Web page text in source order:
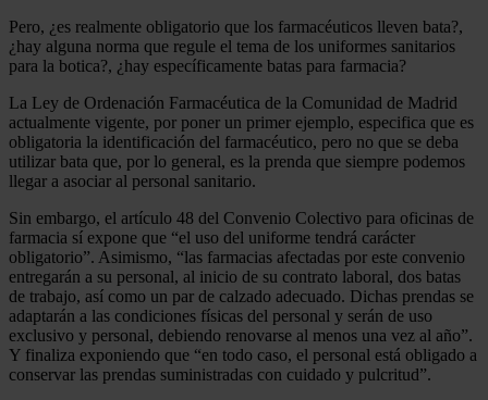
Pero, ¿es realmente obligatorio que los farmacéuticos lleven bata?,
¿hay alguna norma que regule el tema de los uniformes sanitarios
para la botica?, ¿hay específicamente batas para farmacia?
La Ley de Ordenación Farmacéutica de la Comunidad de Madrid
actualmente vigente, por poner un primer ejemplo, especifica que es
obligatoria la identificación del farmacéutico, pero no que se deba
utilizar bata que, por lo general, es la prenda que siempre podemos
llegar a asociar al personal sanitario.
Sin embargo, el artículo 48 del Convenio Colectivo para oficinas de
farmacia sí expone que “el uso del uniforme tendrá carácter
obligatorio”. Asimismo, “las farmacias afectadas por este convenio
entregarán a su personal, al inicio de su contrato laboral, dos batas
de trabajo, así como un par de calzado adecuado. Dichas prendas se
adaptarán a las condiciones físicas del personal y serán de uso
exclusivo y personal, debiendo renovarse al menos una vez al año”.
Y finaliza exponiendo que “en todo caso, el personal está obligado a
conservar las prendas suministradas con cuidado y pulcritud”.